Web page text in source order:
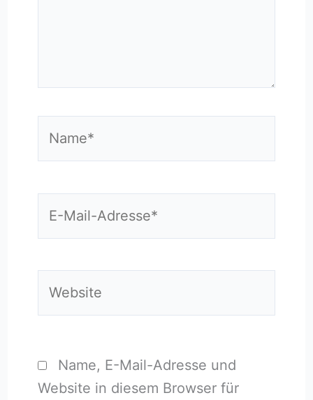
Name, E-Mail-Adresse und
Website in diesem Browser für